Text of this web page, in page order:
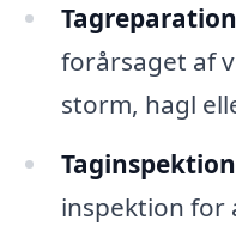
forårsaget af
storm, hagl
inspektion for